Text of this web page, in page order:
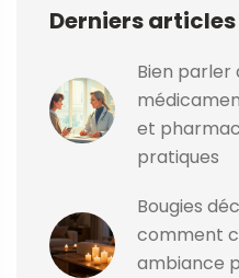
Derniers articles
Bien parler
et
pratiques
Bougies
comment
ambiance